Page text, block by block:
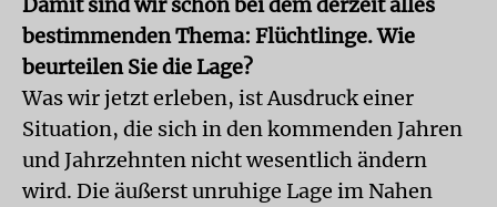
bestimmenden Thema: Flüchtlinge. Wie
beurteilen Sie die Lage?
Was wir jetzt erleben, ist Ausdruck einer
Situation, die sich in den kommenden Jahren
und Jahrzehnten nicht wesentlich ändern
wird. Die äußerst unruhige Lage im Nahen